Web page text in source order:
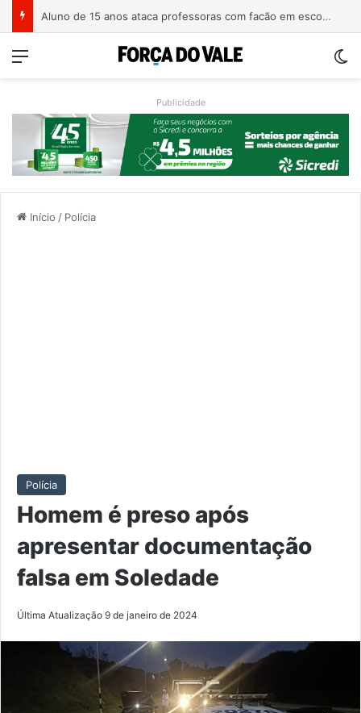
Homem é preso com revólver de numeração raspada em Teutônia
Menu
Publicidade
Início / Polícia
Polícia
Homem é preso após
apresentar documentação
falsa em Soledade
Última Atualização 9 de janeiro de 2024